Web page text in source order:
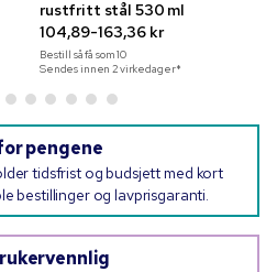
rustfritt stål 530 ml
104,89-163,36 kr
Bestill så få som10
Sendes innen 2 virkedager*
pengene
tidsfrist og budsjett med kort
bestillinger og lavprisgaranti.